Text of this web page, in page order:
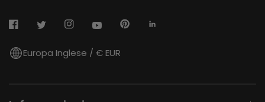
Europa Inglese / € EUR